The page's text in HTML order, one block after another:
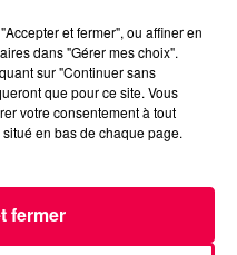
et fermer", ou affiner en
dans "Gérer mes choix".
sur "Continuer sans
que pour ce site. Vous
votre consentement à tout
en bas de chaque page.
fermer